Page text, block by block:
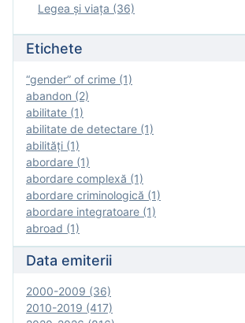
Legea şi viaţa (36)
Etichete
“gender” of crime (1)
abandon (2)
abilitate (1)
abilitate de detectare (1)
abilităţi (1)
abordare (1)
abordare complexă (1)
abordare criminologică (1)
abordare integratoare (1)
abroad (1)
Data emiterii
2000-2009 (36)
2010-2019 (417)